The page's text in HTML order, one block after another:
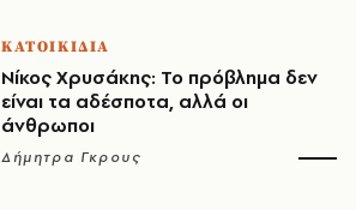
ΚΑΤΟΙΚΙΔΙΑ
Νίκος Χρυσάκης: Το πρόβλημα δεν
είναι τα αδέσποτα, αλλά οι
άνθρωποι
Δήμητρα Γκρους